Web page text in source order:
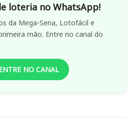
loteria no WhatsApp!
da Mega-Sena, Lotofácil e
mão. Entre no canal do
NO CANAL